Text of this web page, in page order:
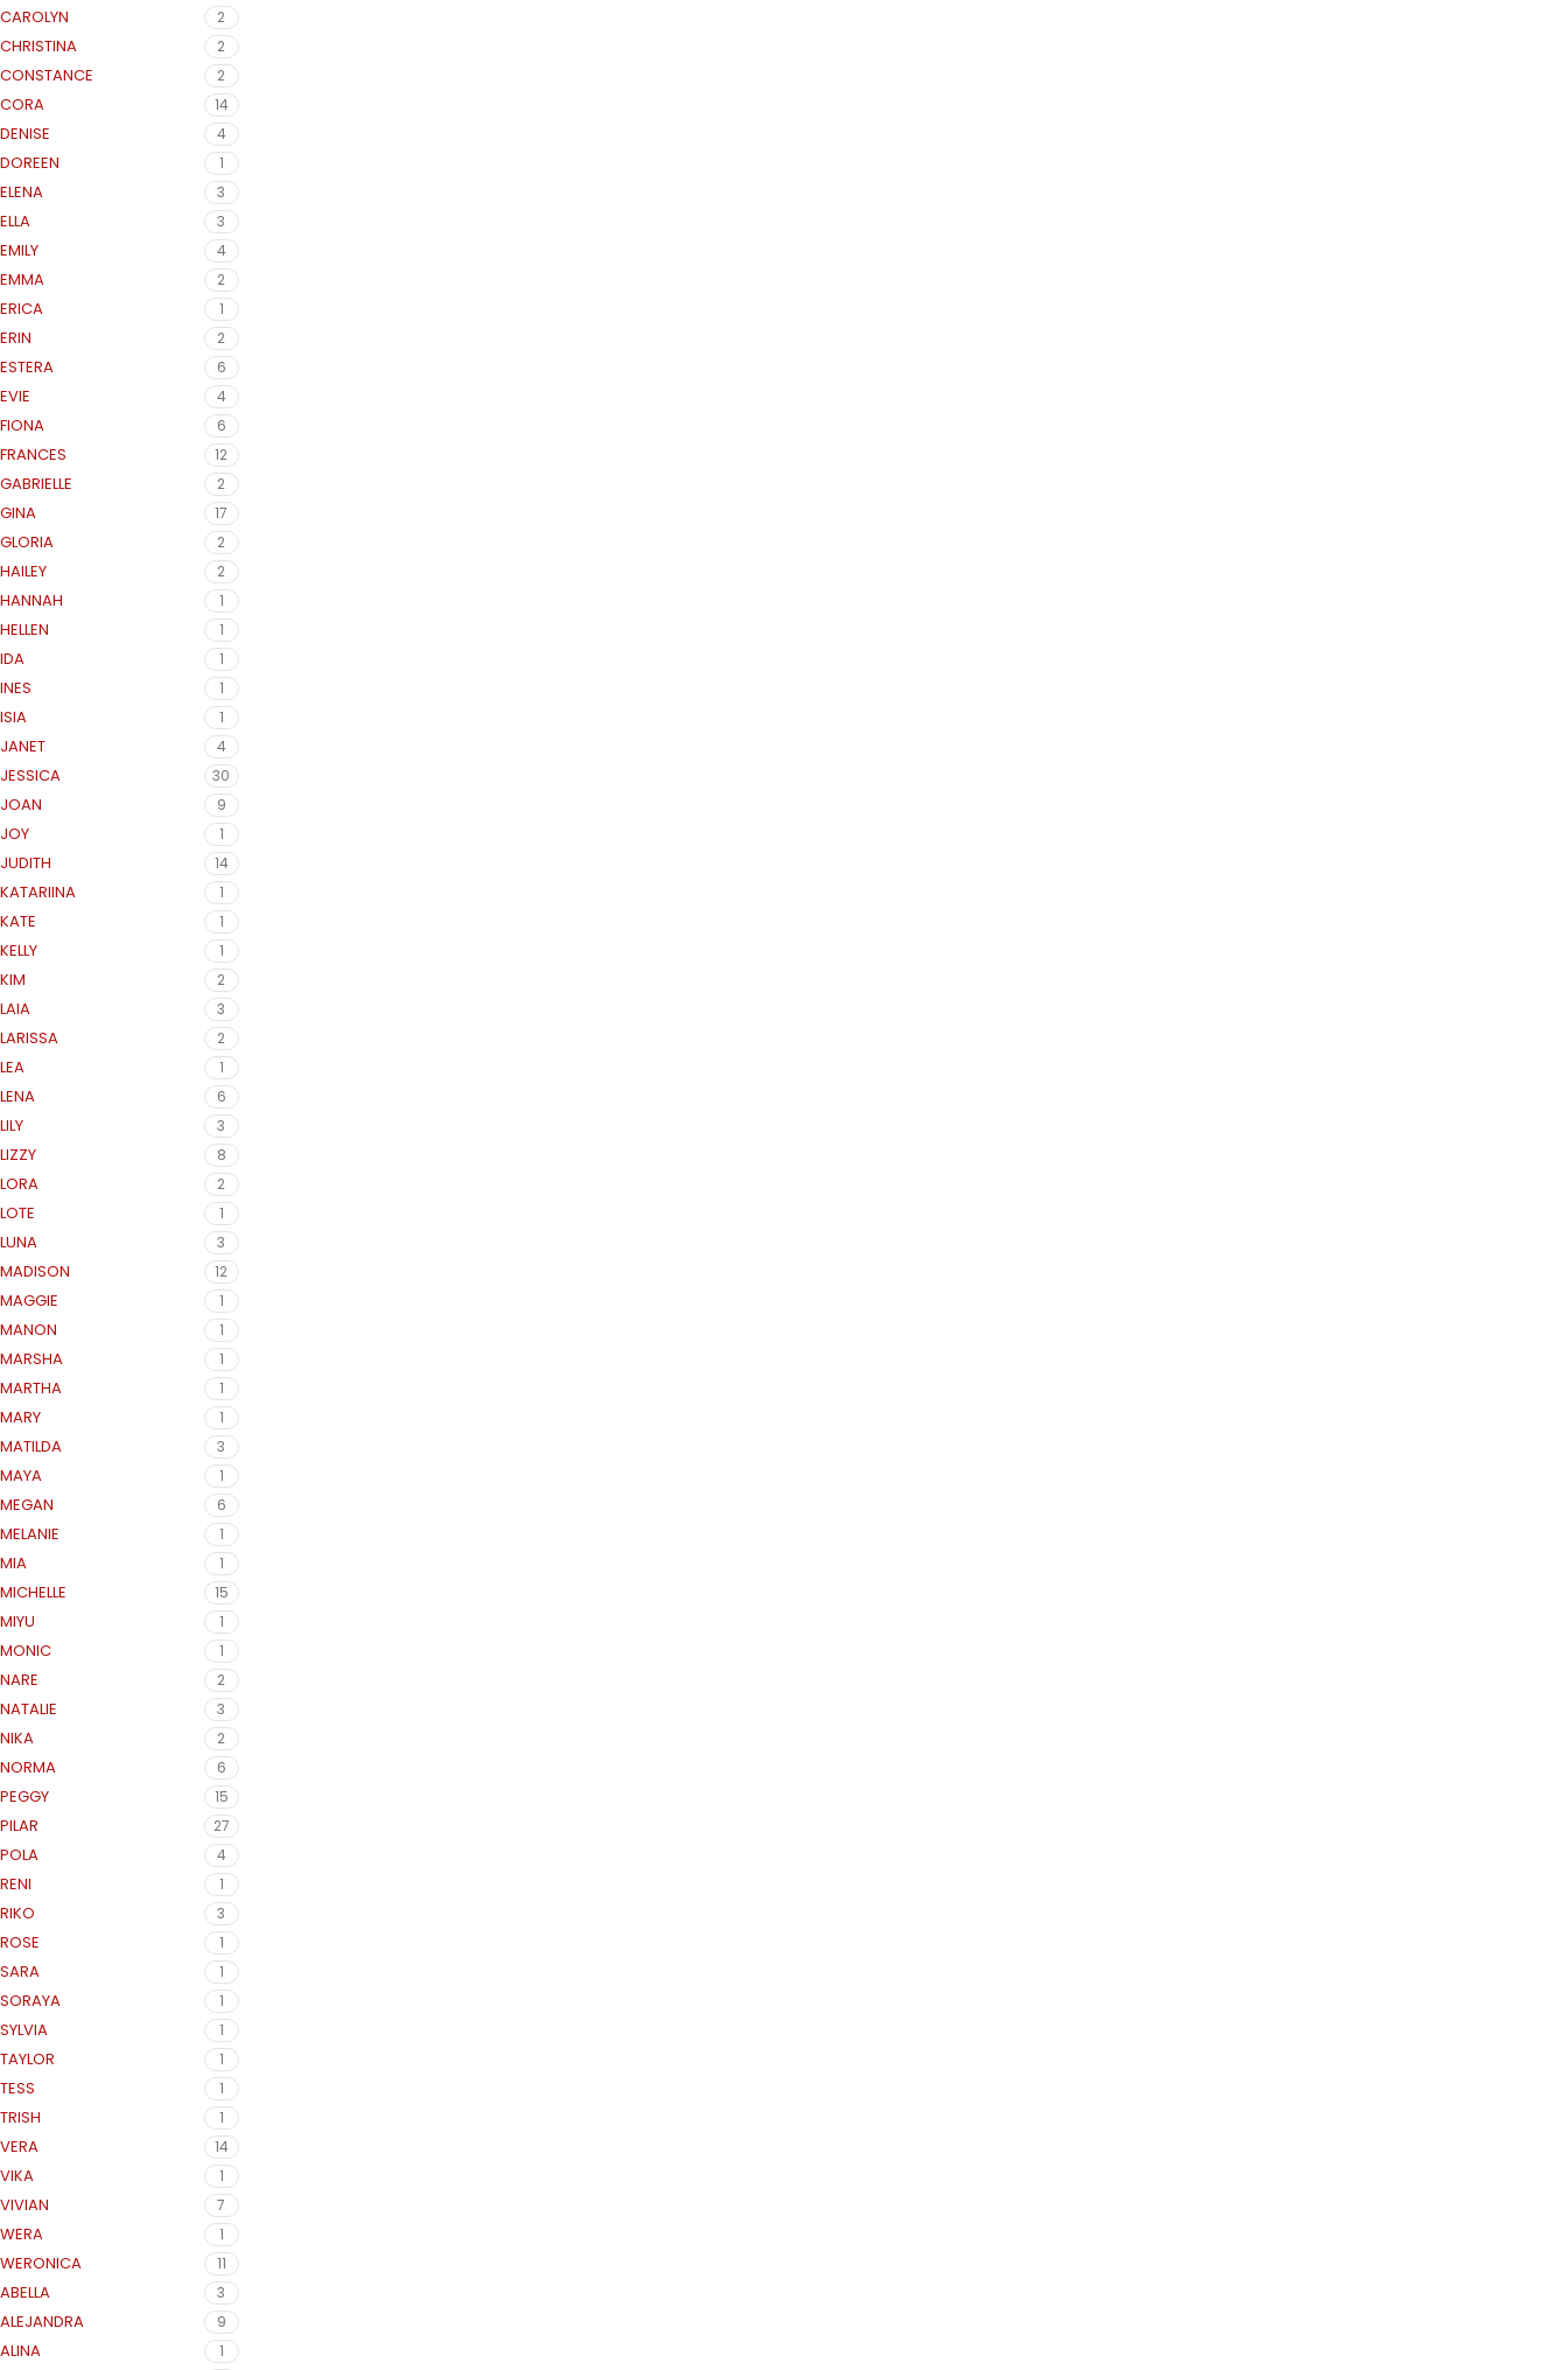
CAROLYN 2
CHRISTINA 2
CONSTANCE 2
CORA 14
DENISE 4
DOREEN 1
ELENA 3
ELLA 3
EMILY 4
EMMA 2
ERICA 1
ERIN 2
ESTERA 6
EVIE 4
FIONA 6
FRANCES 12
GABRIELLE 2
GINA 17
GLORIA 2
HAILEY 2
HANNAH 1
HELLEN 1
IDA 1
INES 1
ISIA 1
JANET 4
JESSICA 30
JOAN 9
JOY 1
JUDITH 14
KATARIINA 1
KATE 1
KELLY 1
KIM 2
LAIA 3
LARISSA 2
LEA 1
LENA 6
LILY 3
LIZZY 8
LORA 2
LOTE 1
LUNA 3
MADISON 12
MAGGIE 1
MANON 1
MARSHA 1
MARTHA 1
MARY 1
MATILDA 3
MAYA 1
MEGAN 6
MELANIE 1
MIA 1
MICHELLE 15
MIYU 1
MONIC 1
NARE 2
NATALIE 3
NIKA 2
NORMA 6
PEGGY 15
PILAR 27
POLA 4
RENI 1
RIKO 3
ROSE 1
SARA 1
SORAYA 1
SYLVIA 1
TAYLOR 1
TESS 1
TRISH 1
VERA 14
VIKA 1
VIVIAN 7
WERA 1
WERONICA 11
ABELLA 3
ALEJANDRA 9
ALINA 1